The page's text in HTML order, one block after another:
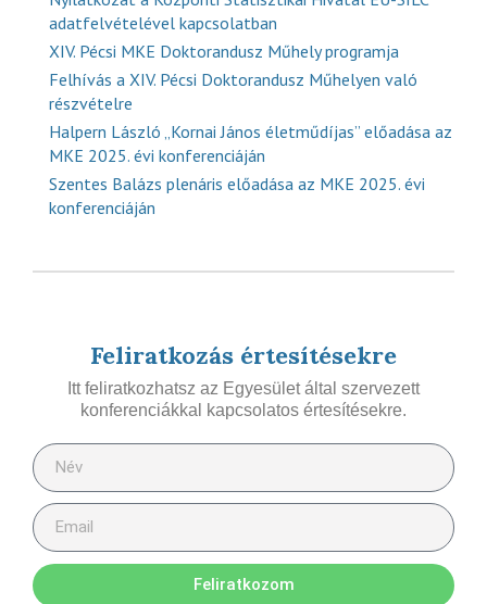
adatfelvételével kapcsolatban
XIV. Pécsi MKE Doktorandusz Műhely programja
Felhívás a XIV. Pécsi Doktorandusz Műhelyen való
részvételre
Halpern László „Kornai János életműdíjas” előadása az
MKE 2025. évi konferenciáján
Szentes Balázs plenáris előadása az MKE 2025. évi
konferenciáján
Feliratkozás értesítésekre
Itt feliratkozhatsz az Egyesület által szervezett
konferenciákkal kapcsolatos értesítésekre.
Feliratkozom